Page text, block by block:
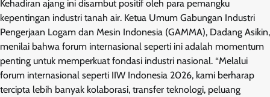
Kehadiran ajang ini disambut positif oleh para pemangku
kepentingan industri tanah air. Ketua Umum Gabungan Industri
Pengerjaan Logam dan Mesin Indonesia (GAMMA), Dadang Asikin,
menilai bahwa forum internasional seperti ini adalah momentum
penting untuk memperkuat fondasi industri nasional. “Melalui
forum internasional seperti IIW Indonesia 2026, kami berharap
tercipta lebih banyak kolaborasi, transfer teknologi, peluang